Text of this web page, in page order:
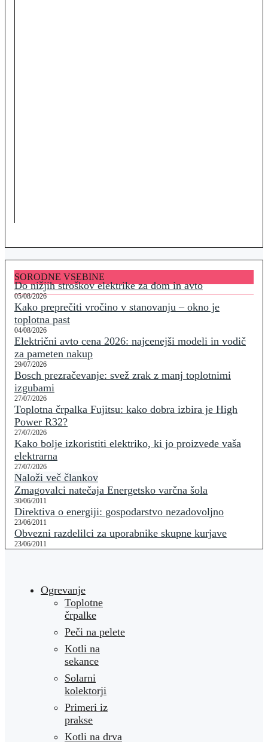
SORODNE VSEBINE
Do nižjih stroškov elektrike za dom in avto
05/08/2026
Kako preprečiti vročino v stanovanju – okno je
toplotna past
04/08/2026
Električni avto cena 2026: najcenejši modeli in vodič
za pameten nakup
29/07/2026
Bosch prezračevanje: svež zrak z manj toplotnimi
izgubami
27/07/2026
Toplotna črpalka Fujitsu: kako dobra izbira je High
Power R32?
27/07/2026
Kako bolje izkoristiti elektriko, ki jo proizvede vaša
elektrarna
27/07/2026
Naloži več člankov
Zmagovalci natečaja Energetsko varčna šola
30/06/2011
Direktiva o energiji: gospodarstvo nezadovoljno
23/06/2011
Obvezni razdelilci za uporabnike skupne kurjave
23/06/2011
Ogrevanje
Toplotne
črpalke
Peči na pelete
Kotli na
sekance
Solarni
kolektorji
Primeri iz
prakse
Kotli na drva